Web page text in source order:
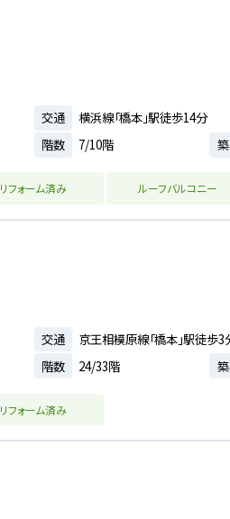
交通
横浜線「橋本」駅徒歩14分
階数 7/10階
リフォーム済み ルーフバルコニー
交通
京王相模原線「橋本」駅徒歩3
階数 24/33階
リフォーム済み